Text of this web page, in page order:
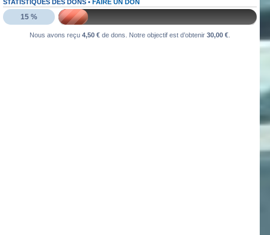
STATISTIQUES DES DONS • FAIRE UN DON
15 %
Nous avons reçu4,50 € de dons. Notre objectif est d’obtenir30,00 €